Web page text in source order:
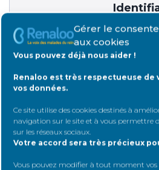
Gérer le
aux cookies
Vous pouvez déjà nous aider !
Renaloo est très respectueuse de
vos données.
Ce site utilise des cookies destinés à
navigation sur le site et à vous permettre
sur les réseaux sociaux.
Votre accord sera très précieux
Vous pouvez modifier à tout moment vos
Mot de
Rester